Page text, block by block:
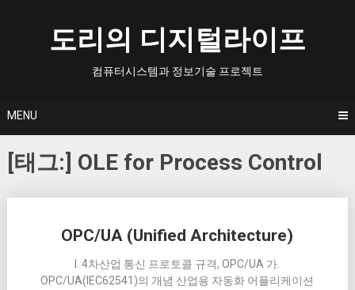
도리의 디지털라이프
컴퓨터시스템과 정보기술 프로젝트
MENU
[태그:] OLE for Process Control
OPC/UA (Unified Architecture)
I. 4차산업 통신 프로토콜 규격, OPC/UA 가.
OPC/UA(IEC62541)의 개념 산업용 자동화 어플리케이션
navigation